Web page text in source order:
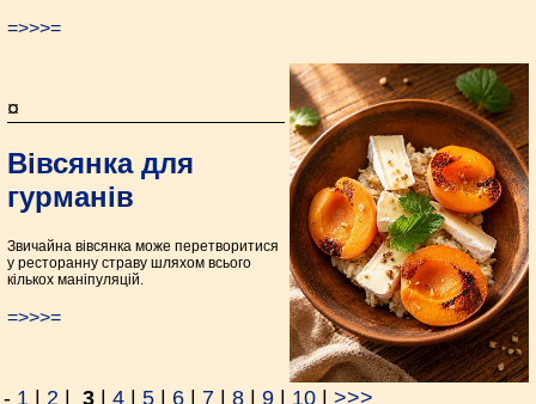
=>>>=
¤
Вівсянка для
гурманів
Звичайна вівсянка може перетворитися
у ресторанну страву шляхом всього
кількох маніпуляцій.
=>>>=
- 1 2 3 4 5 6 7 8 9 10 >>>